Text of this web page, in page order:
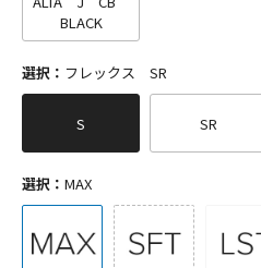
BLACK
選択： フレックス SR
S SR
選択： MAX